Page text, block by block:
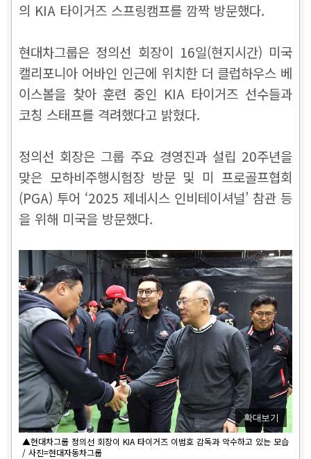
의 KIA 타이거즈 스프링캠프를 깜짝 방문했다.
현대차그룹은 정의선 회장이 16일(현지시간) 미국
캘리포니아 어바인 인근에 위치한 더 클럽하우스 베
이스볼을 찾아 훈련 중인 KIA 타이거즈 선수들과
코칭 스태프를 격려했다고 밝혔다.
정의선 회장은 그룹 주요 경영진과 설립 20주년을
맞은 모하비주행시험장 방문 및 미 프로골프협회
(PGA) 투어 ‘2025 제네시스 인비테이셔널’ 참관 등
을 위해 미국을 방문했다.
확대보기
▲현대차그룹 정의선 회장이 KIA 타이거즈 이범호 감독과 악수하고 있는 모습
/ 사진=현대자동차그룹